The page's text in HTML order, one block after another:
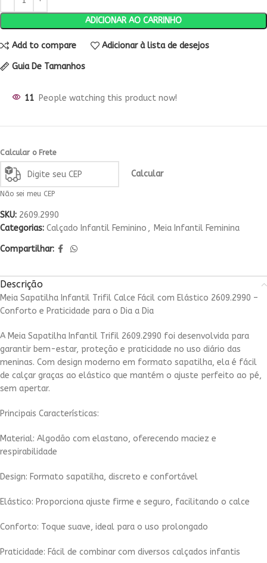
ADICIONAR AO CARRINHO
Add to compare Adicionar à lista de desejos
Guia De Tamanhos
11 People watching this product now!
Calcular o Frete
Calcular
Não sei meu CEP
SKU: 2609.2990
Categorias: Calçado Infantil Feminino , Meia Infantil Feminina
Compartilhar:
Descrição
Meia Sapatilha Infantil Trifil Calce Fácil com Elástico 2609.2990 –
Conforto e Praticidade para o Dia a Dia
A Meia Sapatilha Infantil Trifil 2609.2990 foi desenvolvida para
garantir bem-estar, proteção e praticidade no uso diário das
meninas. Com design moderno em formato sapatilha, ela é fácil
de calçar graças ao elástico que mantém o ajuste perfeito ao pé,
sem apertar.
Principais Características:
Material: Algodão com elastano, oferecendo maciez e
respirabilidade
Design: Formato sapatilha, discreto e confortável
Elástico: Proporciona ajuste firme e seguro, facilitando o calce
Conforto: Toque suave, ideal para o uso prolongado
Praticidade: Fácil de combinar com diversos calçados infantis